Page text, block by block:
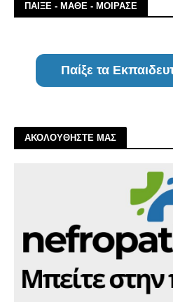
ΠΑΙΞΕ - ΜΑΘΕ - ΜΟΙΡΑΣΕ
Παίξε τα
ΑΚΟΛΟΥΘΗΣΤΕ ΜΑΣ